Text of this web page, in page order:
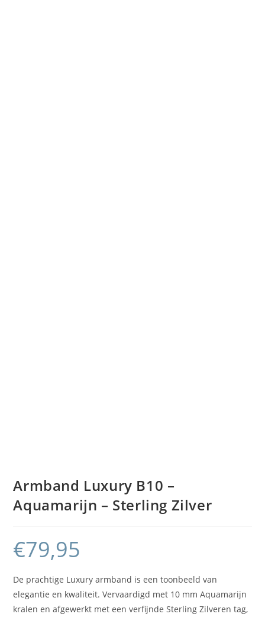
Armband Luxury B10 –
Aquamarijn – Sterling Zilver
€79,95
De prachtige Luxury armband is een toonbeeld van
elegantie en kwaliteit. Vervaardigd met 10 mm Aquamarijn
kralen en afgewerkt met een verfijnde Sterling Zilveren tag,